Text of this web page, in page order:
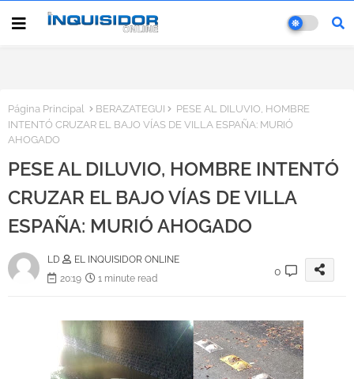
Página Principal BERAZATEGUI
PESE AL DILUVIO, HOMBRE
INTENTÓ CRUZAR EL BAJO VÍAS DE VILLA ESPAÑA: MURIÓ
AHOGADO
PESE AL DILUVIO, HOMBRE INTENTÓ
CRUZAR EL BAJO VÍAS DE VILLA
ESPAÑA: MURIÓ AHOGADO
LD
EL INQUISIDOR ONLINE
20:19
1 minute read
0